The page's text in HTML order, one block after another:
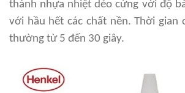
thành nhựa nhiệt dẻo cứng với độ
với hầu hết các chất nền. Thời gian
thường từ 5 đến 30 giây.